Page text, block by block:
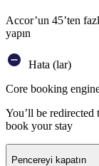
Accor’un 45’ten
yapın
Hata (lar)
Core booking
You’ll be
book your stay
Pencereyi kapatın